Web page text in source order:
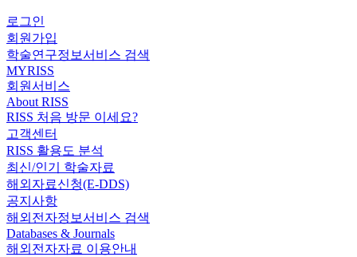
로그인
회원가입
학술연구정보서비스 검색
MYRISS
회원서비스
About RISS
RISS 처음 방문 이세요?
고객센터
RISS 활용도 분석
최신/인기 학술자료
해외자료신청(E-DDS)
공지사항
해외전자정보서비스 검색
Databases & Journals
해외전자자료 이용안내